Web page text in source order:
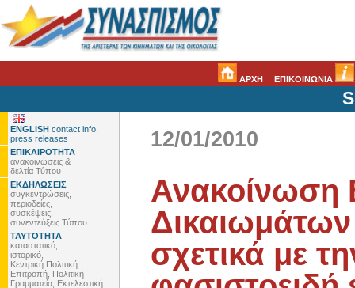
ΑΡΧΗ ΕΠΙΚΟΙΝΩΝΙΑ
ENGLISH contact info,
press releases
ΕΠΙΚΑΙΡΟΤΗΤΑ
ανακοινώσεις &
δελτία Τύπου
ΕΚΔΗΛΩΣΕΙΣ
συγκεντρώσεις,
περιοδείες,
συσκέψεις,
συνεντεύξεις Τύπου
ΤΑΥΤΟΤΗΤΑ
καταστατικό,
ιστορικό,
Κεντρική Πολιτική
Επιτροπή, Πολιτική
Γραμματεία, Εκτελεστική
12/01/2010
Ανακοίνωση
σχετικά με